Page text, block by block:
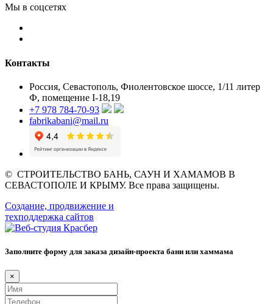
Мы в соцсетях
Контакты
Россия, Севастополь, Фиолентовское шоссе, 1/11 литер
Ф, помещение I-18,19
+7 978 784-70-93
fabrikabani@mail.ru
© СТРОИТЕЛЬСТВО БАНЬ, САУН И ХАМАМОВ В
СЕВАСТОПОЛЕ И КРЫМУ. Все права защищены.
Создание, продвижение и
техподдержка сайтов
Заполните форму для заказа дизайн-проекта бани или хаммама
×